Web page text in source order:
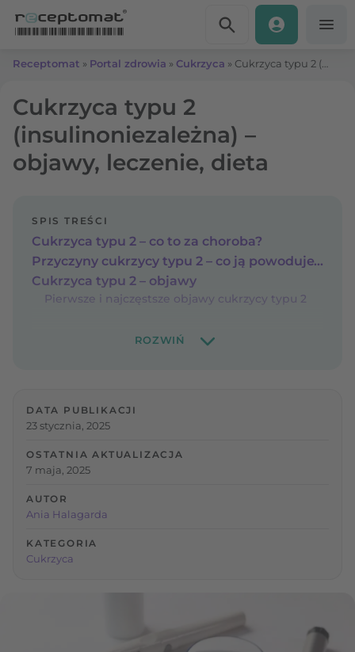
Receptomat » Portal zdrowia » Cukrzyca »
Cukrzyca typu 2
(insulinoniezależna) –
objawy, leczenie, dieta
SPIS TREŚCI
Cukrzyca typu 2 – co to za choroba?
Przyczyny cukrzycy typu 2 – co ją powoduje?
Cukrzyca typu 2 – objawy
Pierwsze i najczęstsze objawy cukrzycy typu 2
DATA PUBLIKACJI
23 stycznia, 2025
OSTATNIA AKTUALIZACJA
7 maja, 2025
AUTOR
Ania Halagarda
KATEGORIA
Cukrzyca